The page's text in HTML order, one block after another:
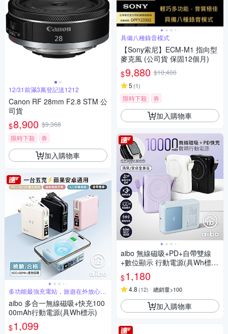
12/31前滿3萬登記送1212
Canon RF 28mm F2.8 STM 公
司貨
$8,900 $9,368
限時下殺
券
加入購物車
多功能最強充電站，旅遊在外放心娛
樂
aibo 多合一無線磁吸+快充100
00mAh行動電源(具Wh標示)
$1,099
具備八種錄音模式
【Sony索尼】ECM-M1 指向型
麥克風 (公司貨 保固12個月)
$9,880 $10,400
5 (1)
限時下殺 券
加入購物車
aibo 無線磁吸+PD+自帶雙線
+數位顯示 行動電源(具Wh標
示) AW100
$1,180
4.8 (12) 總銷量>100
加入購物車